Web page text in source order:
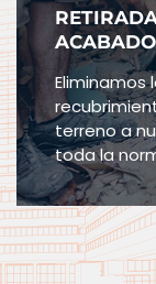
Eliminamos
terreno a
toda la